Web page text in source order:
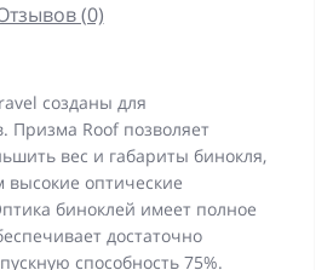
(0)
созданы для
Призма Roof позволяет
вес и габариты бинокля,
высокие оптические
биноклей имеет полное
достаточно
способность 75%.